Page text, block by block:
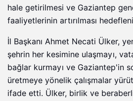
hale getirilmesi ve Gaziantep
faaliyetlerinin artırılması
İl Başkanı Ahmet Necati Ülker,
şehrin her kesimine ulaşmayı,
bağlar kurmayı ve Gaziantep'in
üretmeye yönelik çalışmalar
ifade etti. Ülker, birlik ve